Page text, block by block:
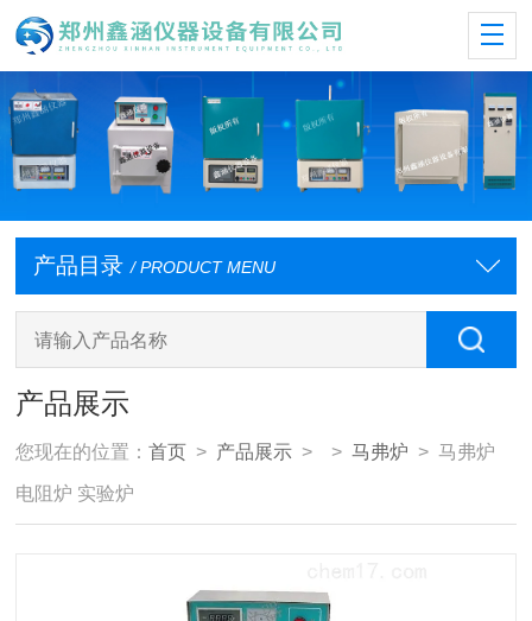
产品目录 / PRODUCT MENU
产品展示
您现在的位置：首页 > 产品展示 > >马弗炉 > 马弗炉
电阻炉 实验炉